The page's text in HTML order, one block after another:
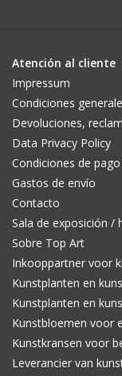
Atención al cliente
Impressum
Condiciones
Devoluciones,
Data Privacy Policy
Condiciones de
Gastos de envío
Contacto
Sala de exposición /
Sobre Top Art
Inkooppartner voor
Kunstplanten en
Kunstplanten en
Kunstbloemen voor
Kunstkransen voor
Leverancier van